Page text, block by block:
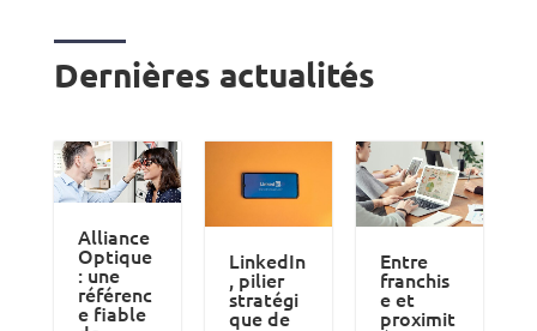
Dernières actualités
Alliance
Optique
: une
référenc
e fiable
LinkedIn
, pilier
stratégi
que de
Entre
franchis
e et
proximit